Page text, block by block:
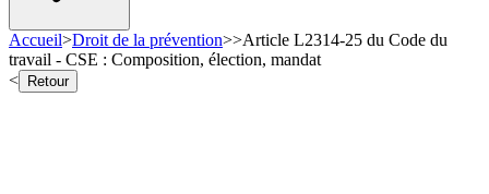
Accueil>Droit de la prévention>>Article L2314-25 du Code du
travail - CSE : Composition, élection, mandat
<
Retour